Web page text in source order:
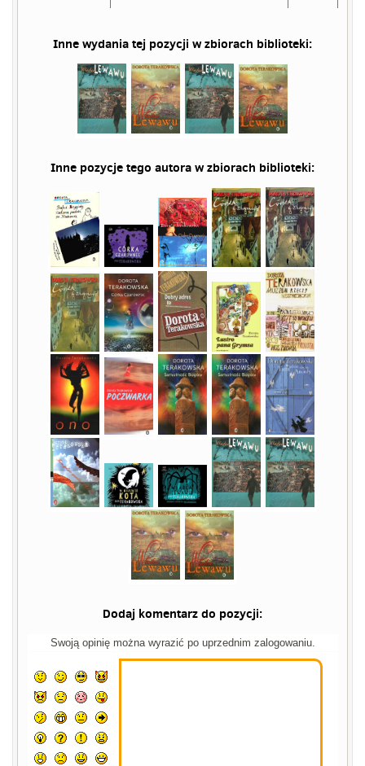
Inne wydania tej pozycji w zbiorach biblioteki:
Inne pozycje tego autora w zbiorach biblioteki:
Dodaj komentarz do pozycji:
Swoją opinię można wyrazić po uprzednim zalogowaniu.